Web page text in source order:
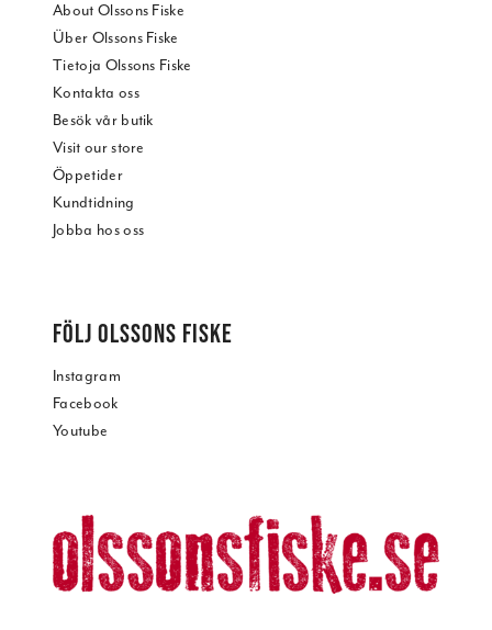
About Olssons Fiske
Über Olssons Fiske
Tietoja Olssons Fiske
Kontakta oss
Besök vår butik
Visit our store
Öppetider
Kundtidning
Jobba hos oss
FÖLJ OLSSONS FISKE
Instagram
Facebook
Youtube